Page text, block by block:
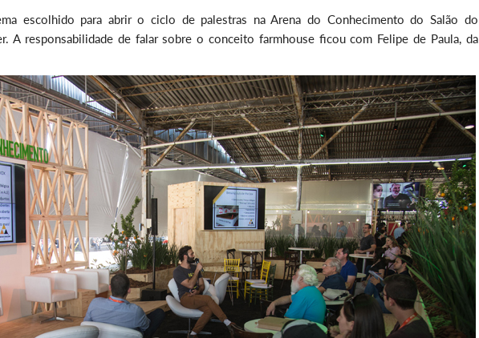
escolhido para abrir o ciclo de palestras na Arena do Conhecimento do Salão do
A responsabilidade de falar sobre o conceito farmhouse ficou com Felipe de Paula, da